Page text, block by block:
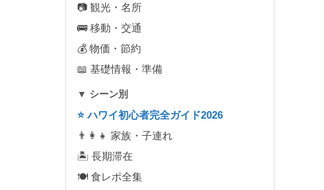
📷 観光・名所
🚌 移動・交通
💰 物価・節約
📖 基礎情報・準備
▼ シーン別
⭐ ハワイ初心者完全ガイド2026
👨‍👩‍👧 家族・子連れ
🏝 長期滞在
🍽 食レポ全集